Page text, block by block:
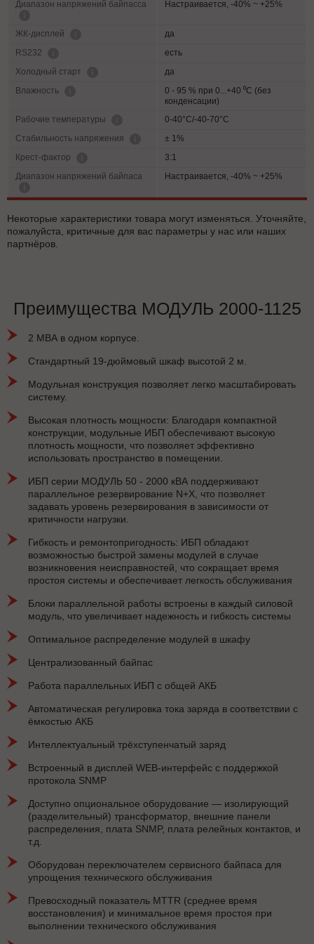
Диапазон напряжений байпасса Настраивается, -40% ~ +25%
ЖК-дисплей
да
RS232
есть
Холодный старт
да
Влажность
0 - 95 % при 0...+40 ⁰С (без
конденсации)
Рабочие температуры
0-40°C/-40-70°C
Cтабильность напряжения
± 1%
Крест-фактор
3:1
Диапазон напряжений байпаса
Настраивается, -40% ~ +25%
Некоторые характеристики товара могут изменяться. Уточняйте,
пожалуйста, критичные для вас параметры у нас или наших
партнёров.
Преимущества МОДУЛЬ 2000-1125
2 МВА в одном корпусе.
Стандартный 19-дюймовый шкаф высотой 2 м.
Модульная конструкция позволяет легко масштабировать
систему.
Высокая плотность мощности: Благодаря компактной
конструкции, модульные ИБП обеспечивают высокую
плотность мощности, что позволяет эффективно
использовать пространство в помещении.
ИБП серии МОДУЛЬ 50 - 2000 кВА поддерживают
параллельное резервирование N+X, что позволяет
задавать уровень резервирования в зависимости от
критичности нагрузки.
Гибкость и ремонтопригодность: ИБП обладают
возможностью быстрой замены модулей в случае
возникновения неисправностей, что сокращает время
простоя системы и обеспечивает легкость обслуживания
Блоки параллельной работы встроены в каждый силовой
модуль, что увеличивает надежность и гибкость системы
Оптимальное распределение модулей в шкафу
Централизованный байпас
Работа параллельных ИБП с общей АКБ
Автоматическая регулировка тока заряда в соответствии с
ёмкостью АКБ
Интеллектуальный трёхступенчатый заряд
Встроенный в дисплей WEB-интерфейс с поддержкой
протокола SNMP
Доступно опциональное оборудование — изолирующий
(разделительный) трансформатор, внешние панели
распределения, плата SNMP, плата релейных контактов, и
т.д.
Оборудован переключателем сервисного байпаса для
упрощения технического обслуживания
Превосходный показатель MTTR (среднее время
восстановления) и минимальное время простоя при
выполнении технического обслуживания